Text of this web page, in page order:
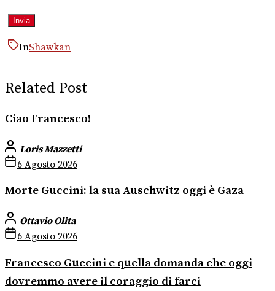
InShawkan
Related Post
Ciao Francesco!
Loris Mazzetti
6 Agosto 2026
Morte Guccini: la sua Auschwitz oggi è Gaza
Ottavio Olita
6 Agosto 2026
Francesco Guccini e quella domanda che oggi
dovremmo avere il coraggio di farci